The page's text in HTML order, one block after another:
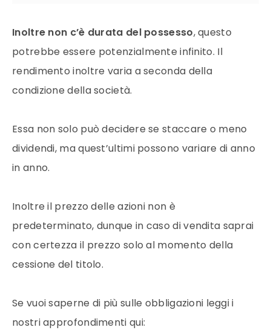
Inoltre non c’è durata del possesso, questo
potrebbe essere potenzialmente infinito. Il
rendimento inoltre varia a seconda della
condizione della società.
Essa non solo può decidere se staccare o meno
dividendi, ma quest’ultimi possono variare di anno
in anno.
Inoltre il prezzo delle azioni non è
predeterminato, dunque in caso di vendita saprai
con certezza il prezzo solo al momento della
cessione del titolo.
Se vuoi saperne di più sulle obbligazioni leggi i
nostri approfondimenti qui: